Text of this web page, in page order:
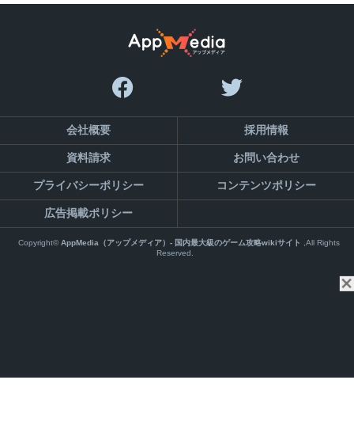
会社概要 採用情報
資料請求 お問い合わせ
プライバシーポリシー コンテンツポリシー
広告掲載ポリシー
Copyright©AppMedia（アップメディア）- 国内最大級のゲーム攻略wikiサイト
,All Rights
Reserved.